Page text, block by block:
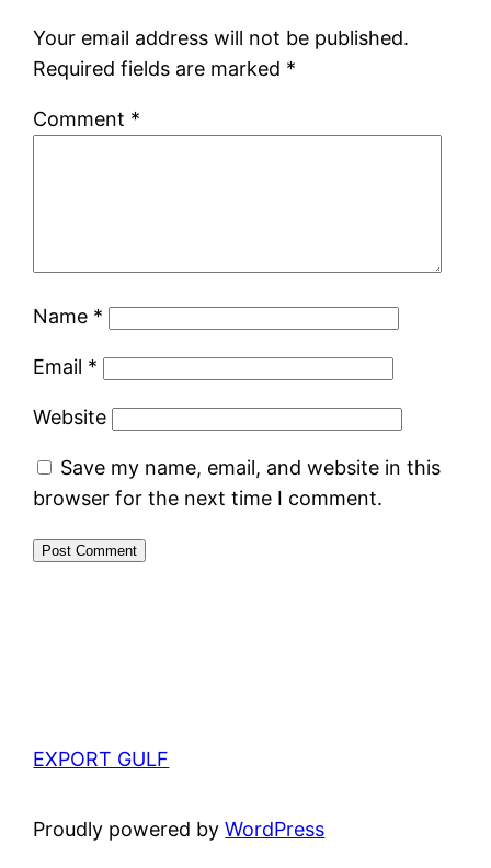
Your email address will not be published.
Required fields are marked *
Comment *
Name *
Email *
Website
Save my name, email, and website in this
browser for the next time I comment.
EXPORT GULF
Proudly powered byWordPress